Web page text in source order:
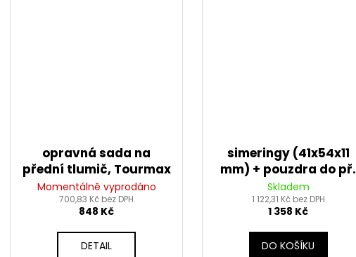
opravná sada na
přední tlumič, Tourmax
Momentálně vyprodáno
700,83 Kč bez DPH
848 Kč
DETAIL
simeringy (41x54x11
mm) + pouzdra do př.
vidlice, Tourmax
Skladem
1 122,31 Kč bez DPH
1 358 Kč
DO KOŠÍKU